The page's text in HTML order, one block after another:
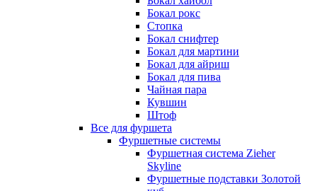
Бокал рокс
Стопка
Бокал снифтер
Бокал для мартини
Бокал для айриш
Бокал для пива
Чайная пара
Кувшин
Штоф
Все для фуршета
Фуршетные системы
Фуршетная система Zieher
Skyline
Фуршетные подставки Золотой